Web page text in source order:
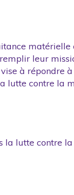
matérielle
leur
à
lutte contre
la lutte contre